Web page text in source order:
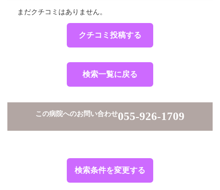
検索条件を変更する
まだクチコミはありません。
クチコミ投稿する
検索一覧に戻る
この病院へのお問い合わせ055-926-1709